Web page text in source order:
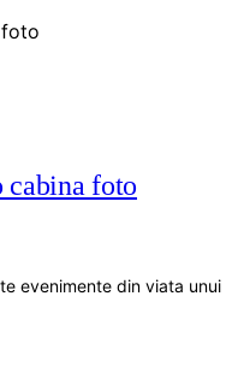
foto
evenimente din viata unui